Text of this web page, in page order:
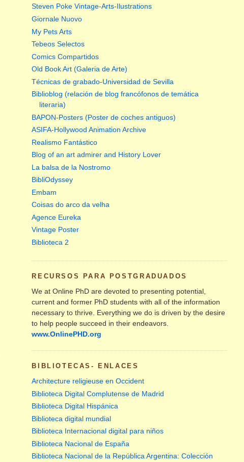
Steven Poke Vintage-Arts-Ilustrations
Giornale Nuovo
My Pets Arts
Tebeos Selectos
Comics Compartidos
Old Book Art (Galeria de Arte)
Técnicas de grabado-Universidad de Sevilla
Biblioblog (relación de blog francófonos de temática
literaria)
BAPON-Posters (Poster de coches antiguos)
ASIFA-Hollywood Animation Archive
Realismo Fantástico
Blog of an art admirer and History Lover
La balsa de la Nostromo
BibliOdyssey
Embam
Coisas do arco da velha
Agence Eureka
Vintage Poster
Biblioteca 2
RECURSOS PARA POSTGRADUADOS
We at Online PhD are devoted to presenting potential,
current and former PhD students with all of the information
necessary to thrive. Everything we do is driven by the desire
to help people succeed in their endeavors.
www.OnlinePHD.org
BIBLIOTECAS- ENLACES
Architecture religieuse en Occident
Biblioteca Digital Complutense de Madrid
Biblioteca Digital Hispánica
Biblioteca digital mundial
Biblioteca Internacional digital para niños
Biblioteca Nacional de España
Biblioteca Nacional de la República Argentina: Colección